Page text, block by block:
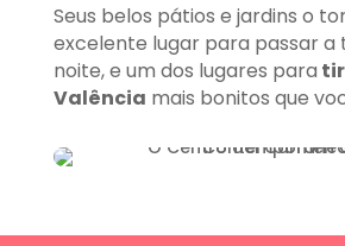
Seus belos pátios e jardins o
excelente lugar para passar a
noite, e um dos lugares para
Valência mais bonitos que